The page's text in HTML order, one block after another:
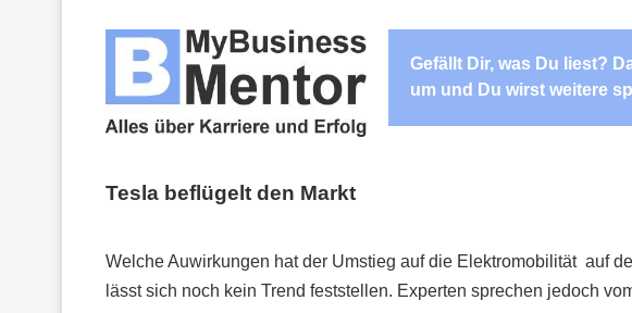
Gefällt Dir, was Du liest?
um und Du wirst weitere
Tesla beflügelt den Markt
Welche Auwirkungen hat der Umstieg auf die Elektromobilität auf
lässt sich noch kein Trend feststellen. Experten sprechen jedoch